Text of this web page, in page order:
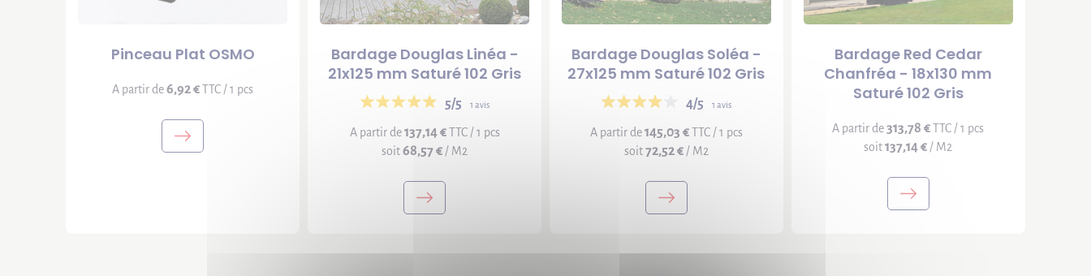
Pinceau Plat OSMO
A partir de6,92 €TTC / 1 pcs
Bardage Douglas Linéa -
21x125 mm Saturé 102 Gris
5/5 1 avis
A partir de137,14 €TTC / 1 pcs
soit68,57 € / M2
Bardage Douglas Soléa -
27x125 mm Saturé 102 Gris
4/5 1 avis
A partir de145,03 €TTC / 1 pcs
soit72,52 €/ M2
Bardage Red Cedar
Chanfréa - 18x130 mm
Saturé 102 Gris
A partir de313,78 €TTC / 1 pcs
soit137,14 € / M2